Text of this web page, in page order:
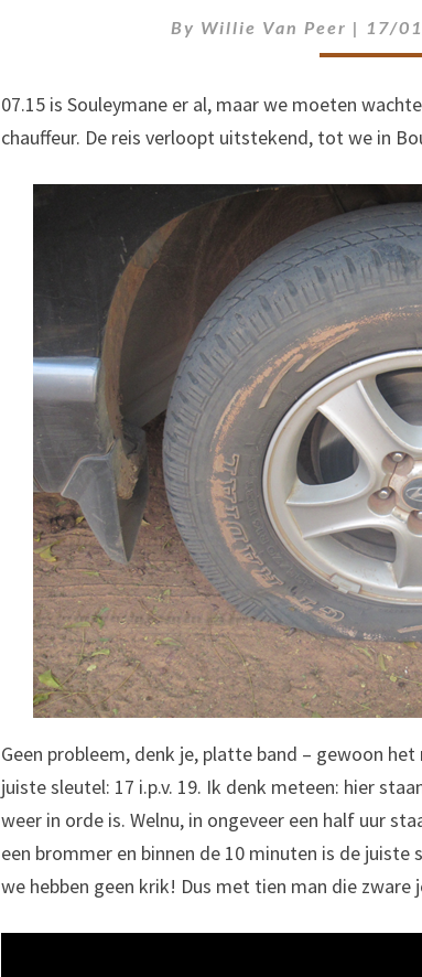
By Willie Van Peer | 17/
07.15 is Souleymane er al, maar we moeten
chauffeur. De reis verloopt uitstekend, tot we in
Geen probleem, denk je, platte band – gewoon
juiste sleutel: 17 i.p.v. 19. Ik denk meteen: hier
weer in orde is. Welnu, in ongeveer een half uur
een brommer en binnen de 10 minuten is de juiste
we hebben geen krik! Dus met tien man die zware